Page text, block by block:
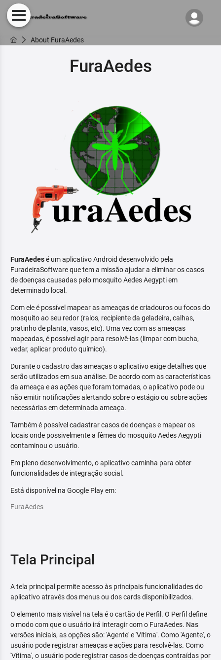
About FuraAedes
FuraAedes
FuraAedesé um aplicativo Android desenvolvido pela
FuradeiraSoftware que tem a missão ajudar a eliminar os casos
de doenças causadas pelo mosquito Aedes Aegypti em
determinado local.
Com ele é possível mapear as ameaças de criadouros ou focos do
mosquito ao seu redor (ralos, recipiente da geladeira, calhas,
pratinho de planta, vasos, etc). Uma vez com as ameaças
mapeadas, é possível agir para resolvê-las (limpar com bucha,
vedar, aplicar produto químico).
Durante o cadastro das ameaças o aplicativo exige detalhes que
serão utilizados em sua análise. De acordo com as características
da ameaça e as ações que foram tomadas, o aplicativo pode ou
não emitir notificações alertando sobre o estágio ou sobre ações
necessárias em determinada ameaça.
Também é possível cadastrar casos de doenças e mapear os
locais onde possivelmente a fêmea do mosquito Aedes Aegypti
contaminou o usuário.
Em pleno desenvolvimento, o aplicativo caminha para obter
funcionalidades de integração social.
Está disponível na Google Play em:
FuraAedes
Tela Principal
A tela principal permite acesso às principais funcionalidades do
aplicativo através dos menus ou dos cards disponibilizados.
O elemento mais visível na tela é o cartão de Perfil. O Perfil define
o modo com que o usuário irá interagir com o FuraAedes. Nas
versões iniciais, as opções são: 'Agente' e 'Vítima'. Como 'Agente', o
usuário pode registrar ameaças e ações para resolvê-las. Como
'Vítima', o usuário pode registrar casos de doenças contraídas por